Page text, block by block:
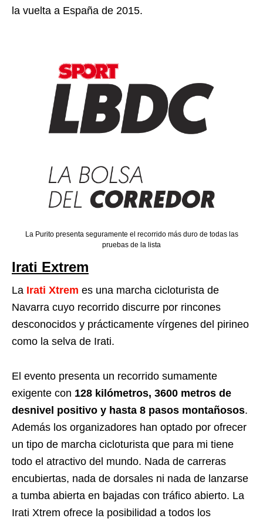
la vuelta a España de 2015.
La Purito presenta seguramente el recorrido más duro de todas las
pruebas de la lista
Irati Extrem
La Irati Xtrem es una marcha cicloturista de
Navarra cuyo recorrido discurre por rincones
desconocidos y prácticamente vírgenes del pirineo
como la selva de Irati.
El evento presenta un recorrido sumamente
exigente con 128 kilómetros, 3600 metros de
desnivel positivo y hasta 8 pasos montañosos.
Además los organizadores han optado por ofrecer
un tipo de marcha cicloturista que para mi tiene
todo el atractivo del mundo. Nada de carreras
encubiertas, nada de dorsales ni nada de lanzarse
a tumba abierta en bajadas con tráfico abierto. La
Irati Xtrem ofrece la posibilidad a todos los